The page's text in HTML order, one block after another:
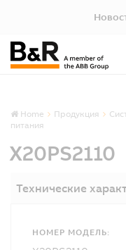
Home Продукция
питания
X20PS2110
Технические
НОМЕР МОДЕЛЬ: